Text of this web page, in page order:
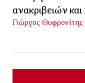
ανακριβειών
Γιώργος